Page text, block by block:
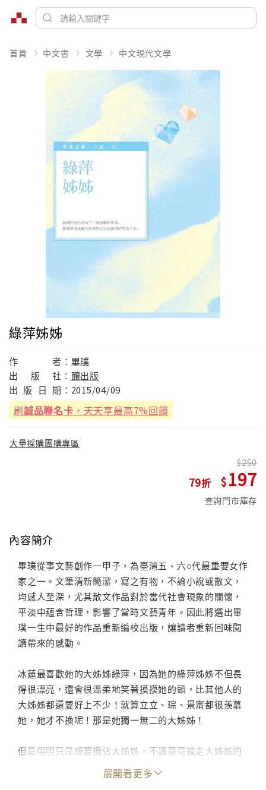
首頁 中文書 文學 中文現代文學
綠萍姊姊
作 者： 畢璞
出
版 社： 釀出版
出 版 日 期： 2015/04/09
刷誠品聯名卡 ，天天享最高7%回饋
大量採購團購專區
79
250
197
查詢門市庫存
內容簡介
畢璞從事文藝創作一甲子，為臺灣五、六○代最重要女作
家之一。文筆清新簡潔，寫之有物，不論小說或散文，
均感人至深，尤其散文作品對於當代社會現象的關懷，
平淡中蘊含哲理，影響了當時文藝青年。因此將選出畢
璞一生中最好的作品重新編校出版，讓讀者重新回味閱
讀帶來的感動。
冰蓮最喜歡她的大姊姊綠萍，因為她的綠萍姊姊不但長
得很漂亮，還會很溫柔地笑著摸摸她的頭，比其他人的
大姊姊都還要好上不少！就算立立、琮、景甯都很羨慕
她，她才不換呢！那是她獨一無二的大姊姊！
但是明明只是想要獨佔大姊姊，不讓哥哥搶走大姊姊的
注意力而已，為什麼姊姊會越來越消瘦？為什麼姊姊不
再對冰蓮笑了？為什麼哥哥也這麼失落？
展開看更多